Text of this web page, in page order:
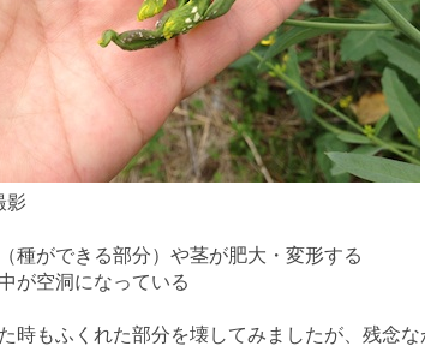
影
種ができる部分）や茎が肥大・変形する
が空洞になっている
時もふくれた部分を壊してみましたが、残念